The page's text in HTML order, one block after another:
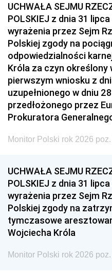
UCHWAŁA SEJMU
POLSKIEJ z dnia 31
wyrażenia przez Sejm
Polskiej zgody na
odpowiedzialności
Króla za czyn określony
pierwszym wniosku z
uzupełnionego w dniu
przedłożonego przez
Prokuratora
Monitor Polski rok 2026
UCHWAŁA SEJMU
POLSKIEJ z dnia 31
wyrażenia przez Sejm
Polskiej zgody na
tymczasowe
Wojciecha Króla
Monitor Polski rok 2026